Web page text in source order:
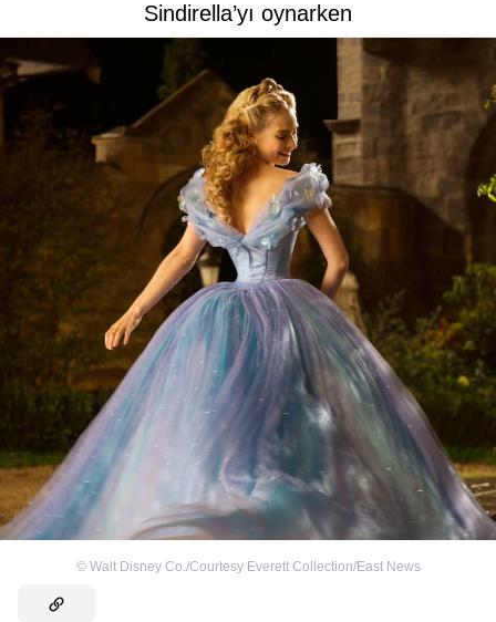
Sindirella’yı oynarken
© Walt Disney Co./Courtesy Everett Collection/East News